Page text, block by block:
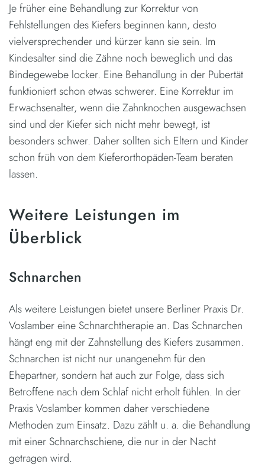
Je früher eine Behandlung zur Korrektur von
Fehlstellungen des Kiefers beginnen kann, desto
vielversprechender und kürzer kann sie sein. Im
Kindesalter sind die Zähne noch beweglich und das
Bindegewebe locker. Eine Behandlung in der Pubertät
funktioniert schon etwas schwerer. Eine Korrektur im
Erwachsenalter, wenn die Zahnknochen ausgewachsen
sind und der Kiefer sich nicht mehr bewegt, ist
besonders schwer. Daher sollten sich Eltern und Kinder
schon früh von dem Kieferorthopäden-Team beraten
lassen.
Weitere Leistungen im
Überblick
Schnarchen
Als weitere Leistungen bietet unsere Berliner Praxis Dr.
Voslamber eine Schnarchtherapie an. Das Schnarchen
hängt eng mit der Zahnstellung des Kiefers zusammen.
Schnarchen ist nicht nur unangenehm für den
Ehepartner, sondern hat auch zur Folge, dass sich
Betroffene nach dem Schlaf nicht erholt fühlen. In der
Praxis Voslamber kommen daher verschiedene
Methoden zum Einsatz. Dazu zählt u. a. die Behandlung
mit einer Schnarchschiene, die nur in der Nacht
getragen wird.